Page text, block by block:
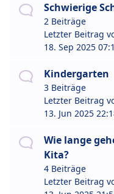
Schwierige
2 Beiträge
Letzter Beitrag
18. Sep 2025
Kindergarten
3 Beiträge
Letzter Beitrag
13. Jun 2025
Wie lange
Kita?
4 Beiträge
Letzter Beitrag